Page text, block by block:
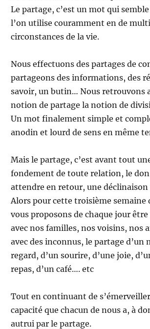
Le partage, c’est un mot qui
l’on utilise couramment en de
circonstances de la vie.
Nous effectuons des partages de
partageons des informations, des
savoir, un butin… Nous retrouvons
notion de partage la notion de
Un mot finalement simple et
anodin et lourd de sens en même
Mais le partage, c’est avant tout
fondement de toute relation, le don
attendre en retour, une déclinaison
Alors pour cette troisième semaine
vous proposons de chaque jour
avec nos familles, nos voisins, nos
avec des inconnus, le partage d’un
regard, d’un sourire, d’une joie,
repas, d’un café…. etc
Tout en continuant de
capacité que chacun de nous a, à
autrui par le partage.